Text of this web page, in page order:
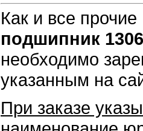
Как и все
подшипник 1306
необходимо
указанным на
При заказе